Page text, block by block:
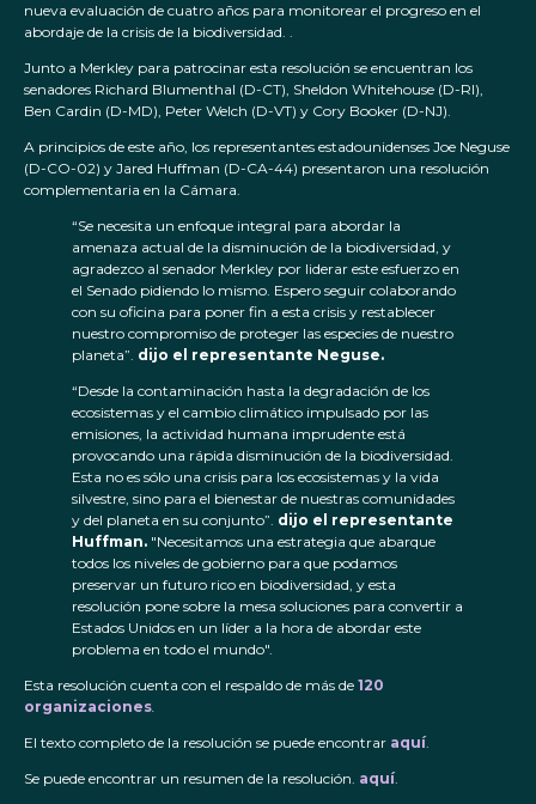
nueva evaluación de cuatro años para monitorear el progreso en el
abordaje de la crisis de la biodiversidad. .
Junto a Merkley para patrocinar esta resolución se encuentran los
senadores Richard Blumenthal (D-CT), Sheldon Whitehouse (D-RI),
Ben Cardin (D-MD), Peter Welch (D-VT) y Cory Booker (D-NJ).
A principios de este año, los representantes estadounidenses Joe Neguse
(D-CO-02) y Jared Huffman (D-CA-44) presentaron una resolución
complementaria en la Cámara.
“Se necesita un enfoque integral para abordar la
amenaza actual de la disminución de la biodiversidad, y
agradezco al senador Merkley por liderar este esfuerzo en
el Senado pidiendo lo mismo. Espero seguir colaborando
con su oficina para poner fin a esta crisis y restablecer
nuestro compromiso de proteger las especies de nuestro
planeta”. dijo el representante Neguse.
“Desde la contaminación hasta la degradación de los
ecosistemas y el cambio climático impulsado por las
emisiones, la actividad humana imprudente está
provocando una rápida disminución de la biodiversidad.
Esta no es sólo una crisis para los ecosistemas y la vida
silvestre, sino para el bienestar de nuestras comunidades
y del planeta en su conjunto”. dijo el representante
Huffman. "Necesitamos una estrategia que abarque
todos los niveles de gobierno para que podamos
preservar un futuro rico en biodiversidad, y esta
resolución pone sobre la mesa soluciones para convertir a
Estados Unidos en un líder a la hora de abordar este
problema en todo el mundo".
Esta resolución cuenta con el respaldo de más de 120
organizaciones.
El texto completo de la resolución se puede encontrar aquí.
Se puede encontrar un resumen de la resolución. aquí.